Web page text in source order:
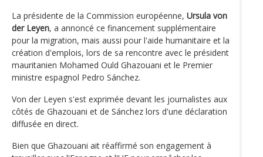
La présidente de la Commission européenne, Ursula von
der Leyen, a annoncé ce financement supplémentaire
pour la migration, mais aussi pour l'aide humanitaire et la
création d'emplois, lors de sa rencontre avec le président
mauritanien Mohamed Ould Ghazouani et le Premier
ministre espagnol Pedro Sánchez.
Von der Leyen s'est exprimée devant les journalistes aux
côtés de Ghazouani et de Sánchez lors d'une déclaration
diffusée en direct.
Bien que Ghazouani ait réaffirmé son engagement à